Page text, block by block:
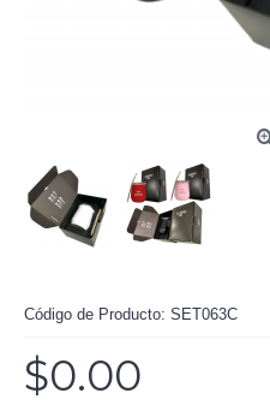
Código de Producto: SET063C
$0.00